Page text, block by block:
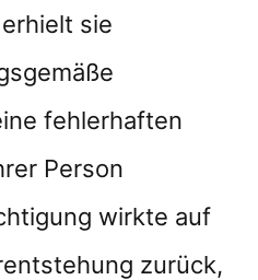
sie
fehlerhaften
Person
wirkte auf
zurück,